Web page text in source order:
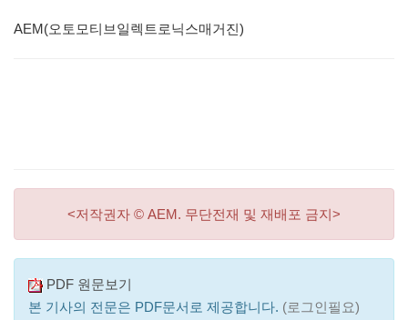
AEM(오토모티브일렉트로닉스매거진)
<저작권자 © AEM. 무단전재 및 재배포 금지>
PDF 원문보기
본 기사의 전문은 PDF문서로 제공합니다. (로그인필요)